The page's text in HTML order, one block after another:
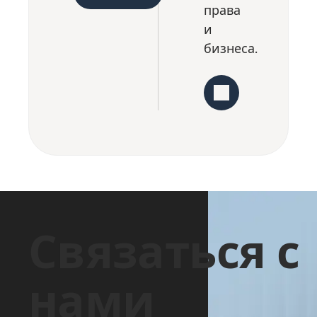
права
и
бизнеса.
Связаться с